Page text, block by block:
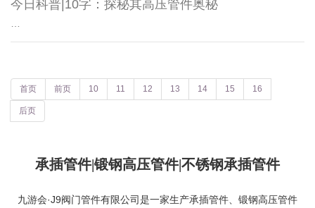
今日科普|10字：探秘其高压管件奥秘
首页 前页 10 11 12 13 14 15 16
后页
承插管件|锻钢高压管件|不锈钢承插管件
九游会·J9阀门管件有限公司是一家生产承插管件
锻钢高压管件